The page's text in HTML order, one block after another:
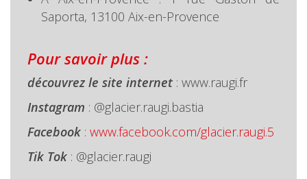
Saporta, 13100 Aix-en-Provence
Pour savoir plus :
découvrez le site internet : www.raugi.fr
Instagram : @glacier.raugi.bastia
Facebook : www.facebook.com/glacier.raugi.5
Tik Tok : @glacier.raugi